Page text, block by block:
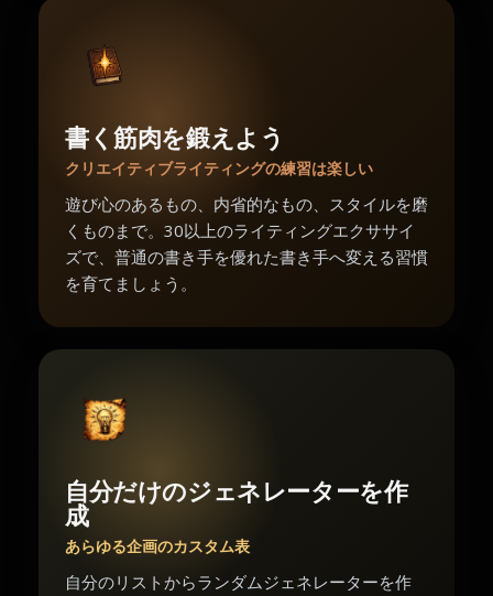
書く筋肉を鍛えよう
クリエイティブライティングの練習は楽しい
遊び心のあるもの、内省的なもの、スタイルを磨
くものまで。30以上のライティングエクササイ
ズで、普通の書き手を優れた書き手へ変える習慣
を育てましょう。
自分だけのジェネレーターを作
成
あらゆる企画のカスタム表
自分のリストからランダムジェネレーターを作